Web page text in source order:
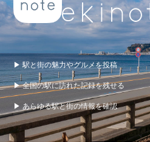
▶ 駅と街の魅力やグルメを投稿
▶ 全国の駅に訪れた記録を残せる
▶ あらゆる駅と街の情報を確認